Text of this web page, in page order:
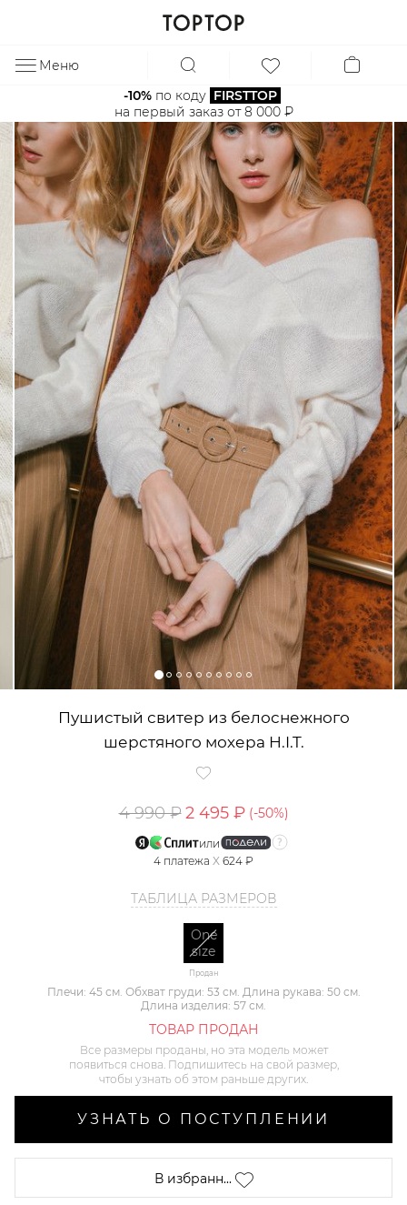
Меню
-10% по коду FIRSTTOP
на первый заказ от 8 000 ₽
Пушистый свитер из белоснежного
шерстяного мохера H.I.T.
4 990 ₽ 2 495 ₽ (-50%)
или
4 платежа X 624 ₽
ТАБЛИЦА РАЗМЕРОВ
One
size
Продан
Плечи: 45 см. Обхват груди: 53 см. Длина рукава: 50 см.
Длина изделия: 57 см.
ТОВАР ПРОДАН
Все размеры проданы, но эта модель может
появиться снова. Подпишитесь на свой размер,
чтобы узнать об этом раньше других.
УЗНАТЬ О ПОСТУПЛЕНИИ
В избранн...